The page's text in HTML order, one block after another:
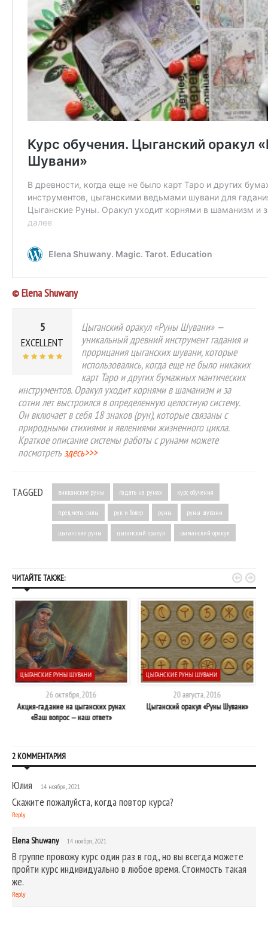
© Elena Shuwany
5
EXCELLENT
Цыганский оракул «Руны Шувани» —
уникальный древний инструмент гадания и
прорицания цыганских шувани, которые
использовались, когда еще не было никаких
карт Таро и других бумажных мантических
инструментов. Оракул уходит корнями в шаманизм и за
сотни лет выстроился в определенную целостную систему.
Он включает в себя 18 знаков (рун), которые связаны с
природными стихиями и явлениями жизненного цикла.
Краткое описание системы работы с рунами можете
посмотретьздесь>>>
TAGGED викканские руны гадать на рунах курс обучения
предметы силы рук и болер руны руны шувани
цыганские руны цыганский оракул шаманский оракул
ЧИТАЙТЕ ТАКЖЕ:
ЦЫГАНСКИЕ РУНЫ ШУВАНИ
26 октября, 2016
Акция-гадание на цыганских рунах
«Ваш вопрос — наш ответ»
ЦЫГАНСКИЕ РУНЫ ШУВАНИ
20 августа, 2016
Цыганский оракул «Руны Шувани»
 
2 КОММЕНТАРИЯ
Юлия 14 ноября, 2021
Скажите пожалуйста, когда повтор курса?
Reply
Elena Shuwany 14 ноября, 2021
В группе провожу курс один раз в год, но вы всегда можете
пройти курс индивидуально в любое время. Стоимость такая
же.
Reply